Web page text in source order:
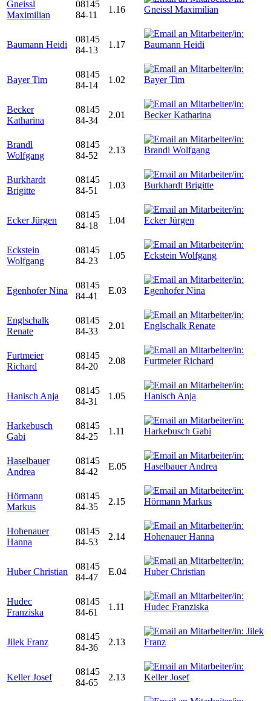
Gneissl
Maximilian
08145
84-11
1.16
Baumann Heidi
08145
84-13
1.17
Bayer Tim
08145
84-14
1.02
Becker
Katharina
08145
84-34
2.01
Brandl
Wolfgang
08145
84-52
2.13
Burkhardt
Brigitte
08145
84-51
1.03
Ecker Jürgen
08145
84-18
1.04
Eckstein
Wolfgang
08145
84-23
1.05
Egenhofer Nina
08145
84-41
E.03
Englschalk
Renate
08145
84-33
2.01
Furtmeier
Richard
08145
84-20
2.08
Hanisch Anja
08145
84-31
1.05
Harkebusch
Gabi
08145
84-25
1.11
Haselbauer
Andrea
08145
84-42
E.05
Hörmann
Markus
08145
84-35
2.15
Hohenauer
Hanna
08145
84-53
2.14
Huber Christian
08145
84-47
E.04
Hudec
Franziska
08145
84-61
1.11
Jilek Franz
08145
84-36
2.13
Keller Josef
08145
84-65
2.13